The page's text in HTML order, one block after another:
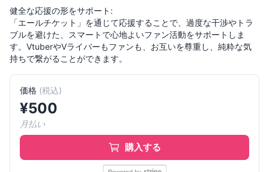
健全な応援の形をサポート:
「エールチケット」を通じて応援することで、過度な干渉やトラ
ブルを避けた、スマートで心地よいファン活動をサポートしま
す。VtuberやVライバーもファンも、お互いを尊重し、純粋な気
持ちで繋がることができます。
価格 (税込)
¥500
月払い
購入する